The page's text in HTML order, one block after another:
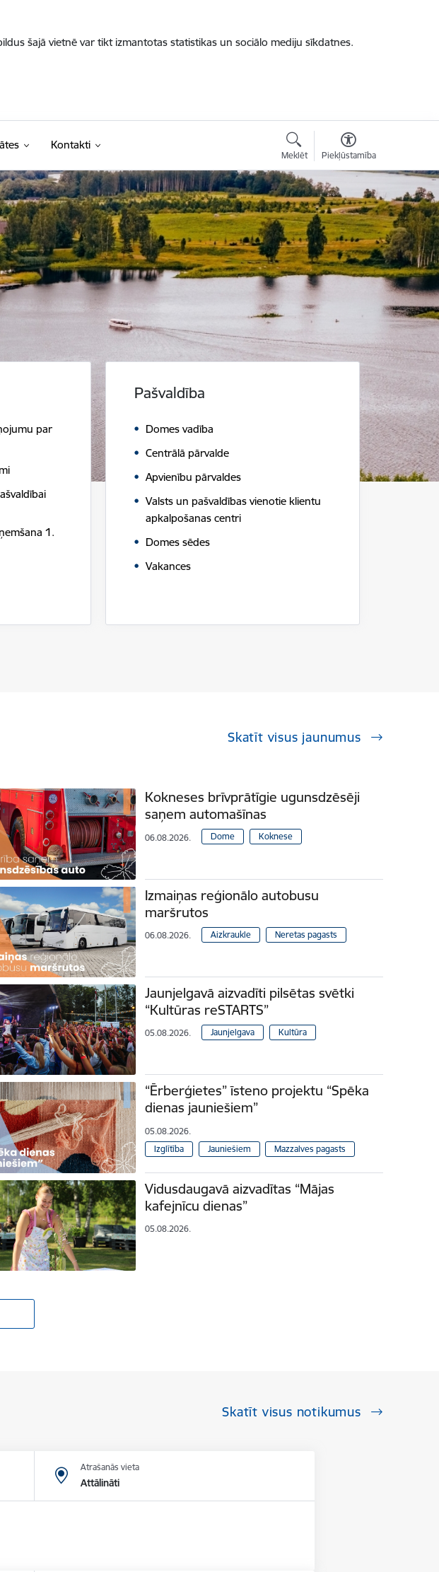
šajā vietnē var tikt izmantotas statistikas un sociālo mediju sīkdatnes.
Kontakti
Meklēt Piekļūstamība
par
1.
Pašvaldība
Domes vadība
Centrālā pārvalde
Apvienību pārvaldes
Valsts un pašvaldības vienotie klientu
apkalpošanas centri
Domes sēdes
Vakances
Skatīt visus jaunumus
Kokneses brīvprātīgie ugunsdzēsēji
saņem automašīnas
06.08.2026. Dome Koknese
Izmaiņas reģionālo autobusu
maršrutos
06.08.2026. Aizkraukle Neretas pagasts
Jaunjelgavā aizvadīti pilsētas svētki
“Kultūras reSTARTS”
05.08.2026. Jaunjelgava Kultūra
“Ērberģietes” īsteno projektu “Spēka
dienas jauniešiem”
05.08.2026.
Izglītība
Jauniešiem Mazzalves pagasts
Vidusdaugavā aizvadītas “Mājas
kafejnīcu dienas”
05.08.2026.
Skatīt visus notikumus
Atrašanās vieta
Attālināti